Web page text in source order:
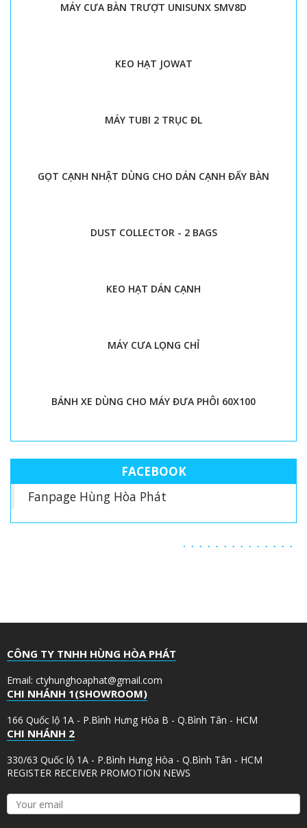
MÁY CƯA BÀN TRƯỢT UNISUNX SMV8D
KEO HẠT JOWAT
MÁY TUBI 2 TRỤC ĐL
GỌT CẠNH NHẬT DÙNG CHO DÁN CẠNH ĐẨY BÀN
DUST COLLECTOR - 2 BAGS
KEO HẠT DÁN CẠNH
MÁY CƯA LỌNG CHỈ
BÁNH XE DÙNG CHO MÁY ĐƯA PHÔI 60X100
FACEBOOK
Fanpage Hùng Hòa Phát
CÔNG TY TNHH HÙNG HÒA PHÁT
Email: ctyhunghoaphat@gmail.com
CHI NHÁNH 1(SHOWROOM)
166 Quốc lộ 1A - P.Bình Hưng Hòa B - Q.Bình Tân - HCM
CHI NHÁNH 2
330/63 Quốc lộ 1A - P.Bình Hưng Hòa - Q.Bình Tân - HCM
REGISTER RECEIVER PROMOTION NEWS
o